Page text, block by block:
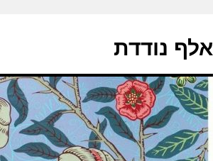
אלף נודדת